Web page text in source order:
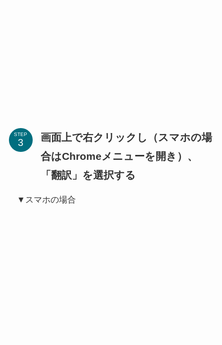
STEP
画面上で右クリックし（スマホの場
合はChromeメニューを開き）、
「翻訳」を選択する
▼スマホの場合